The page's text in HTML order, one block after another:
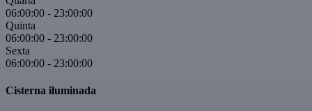
06:00:00 - 23:00:00
Quinta
06:00:00 - 23:00:00
Sexta
06:00:00 - 23:00:00
Cisterna iluminada